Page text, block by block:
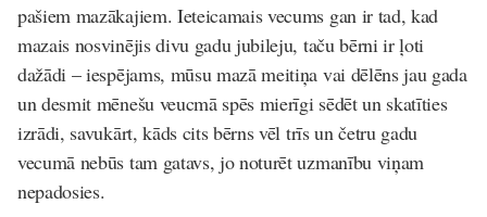
pašiem mazākajiem. Ieteicamais vecums gan ir tad, kad
mazais nosvinējis divu gadu jubileju, taču bērni ir ļoti
dažādi – iespējams, mūsu mazā meitiņa vai dēlēns jau gada
un desmit mēnešu veucmā spēs mierīgi sēdēt un skatīties
izrādi, savukārt, kāds cits bērns vēl trīs un četru gadu
vecumā nebūs tam gatavs, jo noturēt uzmanību viņam
nepadosies.